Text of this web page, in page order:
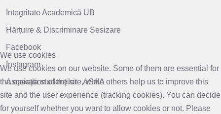
Integritate Academică UB
Hărțuire & Discriminare Sesizare
Facebook
Instagram
Asociaţia studenţilor - ASAA
We use cookies
We use cookies on our website. Some of them are essential for
the operation of the site, while others help us to improve this
site and the user experience (tracking cookies). You can decide
for yourself whether you want to allow cookies or not. Please